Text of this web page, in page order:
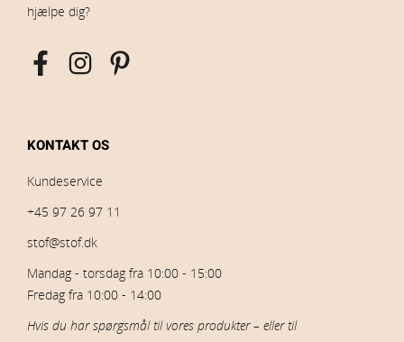
hjælpe dig?
KONTAKT OS
Kundeservice
+45 97 26 97 11
stof@stof.dk
Mandag - torsdag fra 10:00 - 15:00
Fredag fra 10:00 - 14:00
Hvis du har spørgsmål til vores produkter – eller til